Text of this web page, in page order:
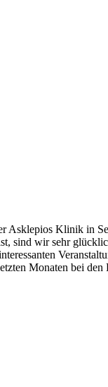
Klinik in
sind wir sehr
Monaten bei